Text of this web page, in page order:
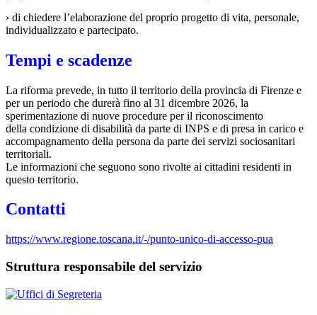
› di chiedere l’elaborazione del proprio progetto di vita, personale,
individualizzato e partecipato.
Tempi e scadenze
La riforma prevede, in tutto il territorio della provincia di Firenze e
per un periodo che durerà fino al 31 dicembre 2026, la
sperimentazione di nuove procedure per il riconoscimento
della condizione di disabilità da parte di INPS e di presa in carico e
accompagnamento della persona da parte dei servizi sociosanitari
territoriali.
Le informazioni che seguono sono rivolte ai cittadini residenti in
questo territorio.
Contatti
https://www.regione.toscana.it/-/punto-unico-di-accesso-pua
Struttura responsabile del servizio